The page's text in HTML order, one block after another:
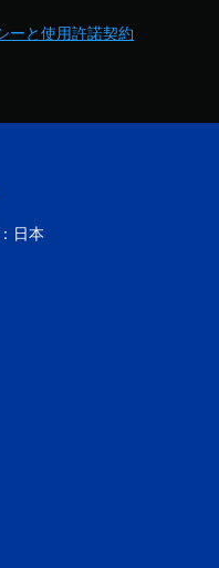
ーと使用許諾契約
日本